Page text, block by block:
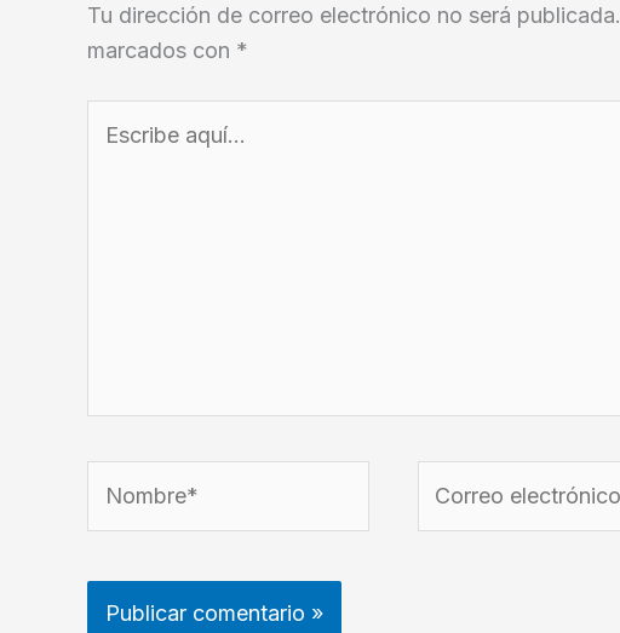
Tu dirección de correo electrónico no será publicada.
marcados con *